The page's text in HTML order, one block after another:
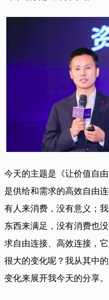
今天的主题是《让价值自
是供给和需求的高效自由
有人来消费，没有意义；
东西来满足，没有消费也
求自由连接、高效连接，
很大的变化呢？我从其中
变化来展开我今天的分享。